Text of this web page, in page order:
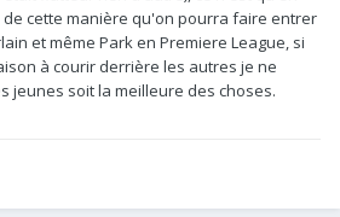
cette manière qu'on pourra faire entrer
et même Park en Premiere League, si
à courir derrière les autres je ne
jeunes soit la meilleure des choses.